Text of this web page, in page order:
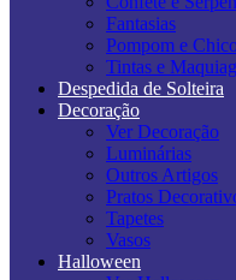
Fantasias
Pompom e
Tintas e
Despedida de Solteira
Decoração
Ver Decoração
Luminárias
Outros Artigos
Pratos
Tapetes
Vasos
Halloween